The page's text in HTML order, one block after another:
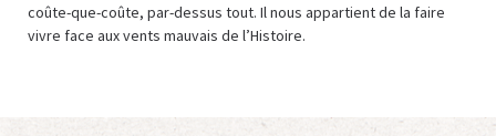
coûte-que-coûte, par-dessus tout. Il nous appartient de la faire
vivre face aux vents mauvais de l’Histoire.